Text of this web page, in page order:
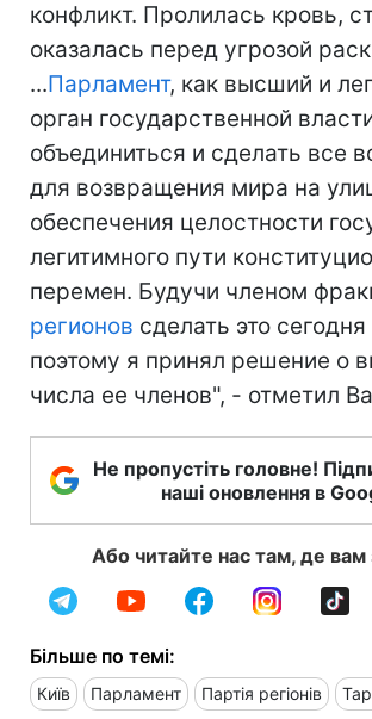
конфликт. Пролилась кровь,
оказалась перед угрозой
...Парламент, как высший и
орган государственной
объединиться и сделать все
для возвращения мира на
обеспечения целостности
легитимного пути
перемен. Будучи членом
регионов сделать это
поэтому я принял решение о
числа ее членов", - отметил
Не пропустіть головне!
наші оновлення в
Або читайте нас там, де вам
Більше по темі:
Київ Парламент Партія регіонів